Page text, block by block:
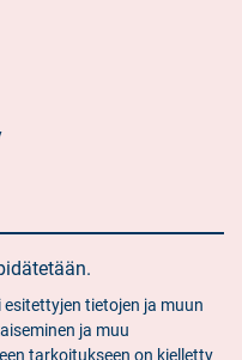
tietojen ja muun
ja muu
tarkoitukseen on kielletty